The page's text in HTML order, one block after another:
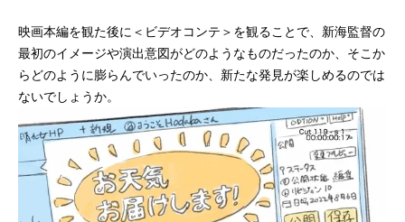
映画本編を観た後に＜ビデオコンテ＞を観ることで、新海監督の
最初のイメージや演出意図がどのようなものだったのか、そこか
らどのように膨らんでいったのか、新たな発見が楽しめるのでは
ないでしょうか。